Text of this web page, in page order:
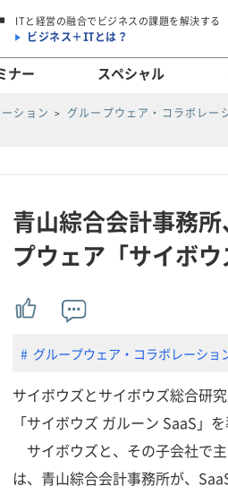
ITと経営の融合でビジネスの課題を解決する
ビジネス＋ITとは？
ナー スペシャル
ション グループウェア・コラボレー
青山綜合会計事務所
プウェア「サイボ
グループウェア・コラボレーショ
サイボウズとサイボウズ総合研
「サイボウズ ガルーン SaaS」
サイボウズと、その子会社で
は、青山綜合会計事務所が、